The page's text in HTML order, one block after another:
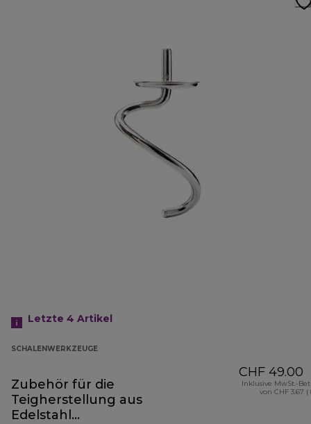
Letzte 4 Artikel
SCHALENWERKZEUGE
Zubehör für die
Teigherstellung aus
Edelstahl
CHF 49.00
Inklusive MwSt.-
von CHF 3.67 (